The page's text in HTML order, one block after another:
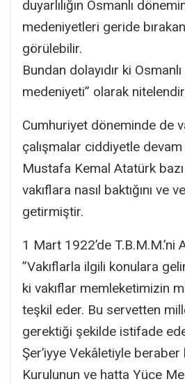
duyarlılığın Osmanlı
medeniyetleri geride
görülebilir.
Bundan dolayıdır ki
medeniyeti” olarak
Cumhuriyet döneminde de
çalışmalar ciddiyetle
Mustafa Kemal Atatürk
vakıflara nasıl baktığını ve
getirmiştir.
1 Mart 1922’de T.B.M.M.’ni
​”Vakıflarla ilgili konulara
ki vakıflar memleketimizin
teşkil eder. Bu servetten
gerektiği şekilde istifade
Şer’iyye Vekâletiyle
Kurulunun ve hatta Yüce